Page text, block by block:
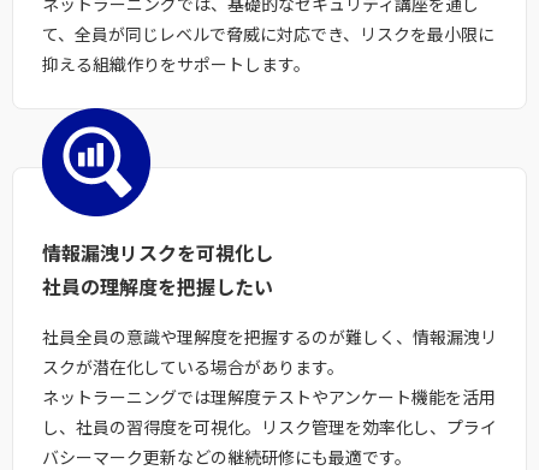
て、全員が同じレベルで脅威に対応でき、リスクを最小限に
抑える組織作りをサポートします。
情報漏洩リスクを可視化し
社員の理解度を把握したい
社員全員の意識や理解度を把握するのが難しく、情報漏洩リ
スクが潜在化している場合があります。
ネットラーニングでは理解度テストやアンケート機能を活用
し、社員の習得度を可視化。リスク管理を効率化し、プライ
バシーマーク更新などの継続研修にも最適です。